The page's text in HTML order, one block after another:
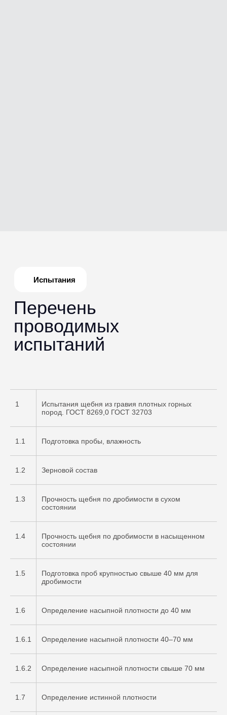
1
Испытания щебня из гравия плотных горных
пород. ГОСТ 8269,0 ГОСТ 32703
1.1 Подготовка пробы, влажность
1.2 Зерновой состав
1.3
Прочность щебня по дробимости в сухом
состоянии
1.4
Прочность щебня по дробимости в насыщенном
состоянии
1.5
Подготовка проб крупностью свыше 40 мм для
дробимости
1.6 Определение насыпной плотности до 40 мм
1.6.1 Определение насыпной плотности 40–70 мм
1.6.2 Определение насыпной плотности свыше 70 мм
1.7 Определение истинной плотности